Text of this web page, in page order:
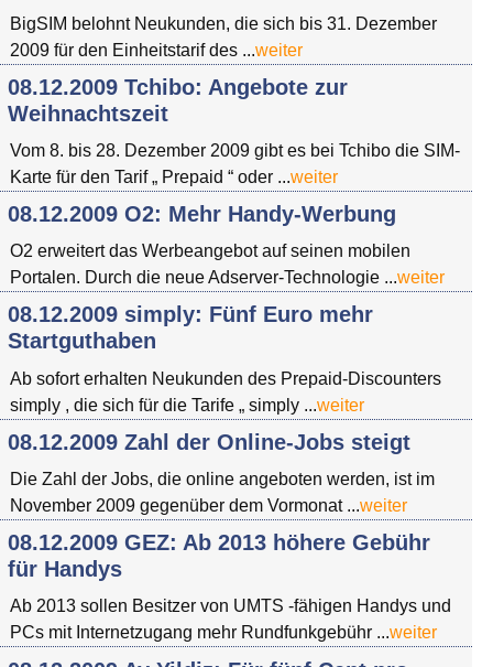
BigSIM belohnt Neukunden, die sich bis 31. Dezember
2009 für den Einheitstarif des ...weiter
08.12.2009 Tchibo: Angebote zur
Weihnachtszeit
Vom 8. bis 28. Dezember 2009 gibt es bei Tchibo die SIM-
Karte für den Tarif „ Prepaid “ oder ...weiter
08.12.2009 O2: Mehr Handy-Werbung
O2 erweitert das Werbeangebot auf seinen mobilen
Portalen. Durch die neue Adserver-Technologie ...weiter
08.12.2009 simply: Fünf Euro mehr
Startguthaben
Ab sofort erhalten Neukunden des Prepaid-Discounters
simply , die sich für die Tarife „ simply ...weiter
08.12.2009 Zahl der Online-Jobs steigt
Die Zahl der Jobs, die online angeboten werden, ist im
November 2009 gegenüber dem Vormonat ...weiter
08.12.2009 GEZ: Ab 2013 höhere Gebühr
für Handys
Ab 2013 sollen Besitzer von UMTS -fähigen Handys und
PCs mit Internetzugang mehr Rundfunkgebühr ...weiter